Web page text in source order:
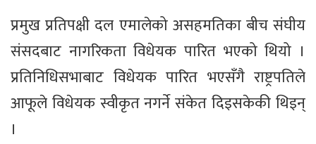
प्रमुख प्रतिपक्षी दल एमालेको असहमतिका बीच संघीय
संसदबाट नागरिकता विधेयक पारित भएको थियो ।
प्रतिनिधिसभाबाट विधेयक पारित भएसँगै राष्ट्रपतिले
आफूले विधेयक स्वीकृत नगर्ने संकेत दिइसकेकी थिइन्
।